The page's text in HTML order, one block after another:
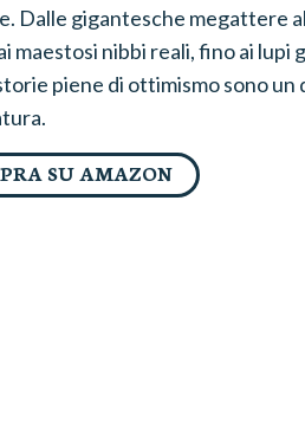
Dalle gigantesche megattere
maestosi nibbi reali, fino ai
piene di ottimismo sono
SU AMAZON